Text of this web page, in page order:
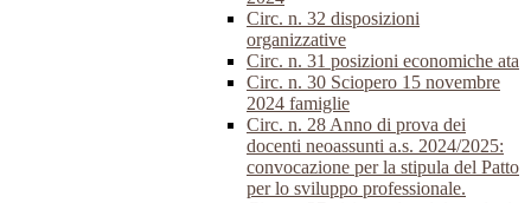
Circ. n. 32 disposizioni
organizzative
Circ. n. 31 posizioni economiche ata
Circ. n. 30 Sciopero 15 novembre
2024 famiglie
Circ. n. 28 Anno di prova dei
docenti neoassunti a.s. 2024/2025:
convocazione per la stipula del Patto
per lo sviluppo professionale.